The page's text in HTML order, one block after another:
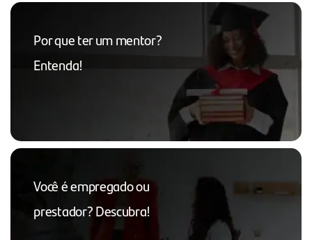
Por que ter um mentor?
Entenda!
Você é empregado ou
prestador? Descubra!